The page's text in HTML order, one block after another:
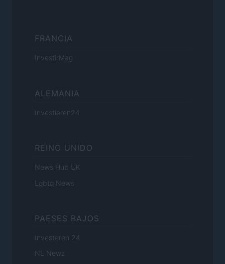
FRANCIA
InvestirMag
ALEMANIA
Investieren24
REINO UNIDO
News Hub UK
Lgbtq News
PAESES BAJOS
Investeren 24
NL Newz